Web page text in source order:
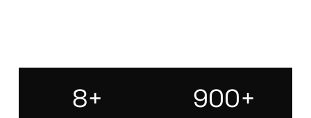
8+ 900+